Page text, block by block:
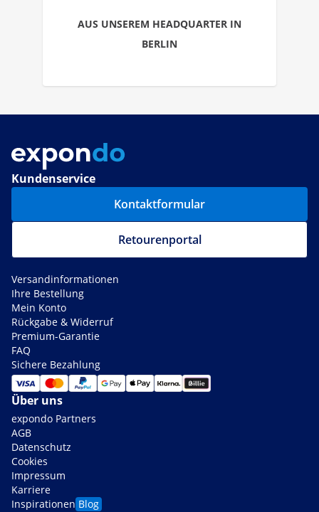
AUS UNSEREM HEADQUARTER IN
BERLIN
Kundenservice
Kontaktformular
Retourenportal
Versandinformationen
Ihre Bestellung
Mein Konto
Rückgabe & Widerruf
Premium-Garantie
FAQ
Sichere Bezahlung
Über uns
expondo Partners
AGB
Datenschutz
Cookies
Impressum
Karriere
Inspirationen Blog